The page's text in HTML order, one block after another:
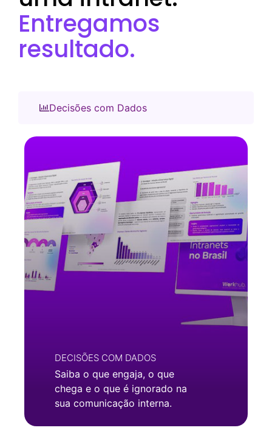
Entregamos
resultado.
Decisões com Dados
DECISÕES COM DADOS
Saiba o que engaja, o que
chega e o que é ignorado na
sua comunicação interna.